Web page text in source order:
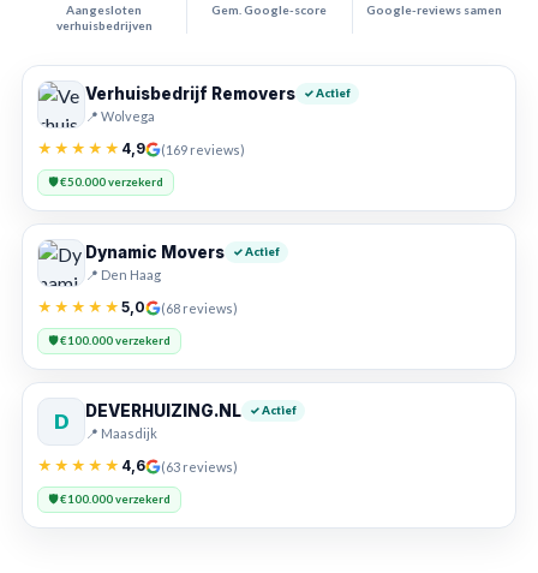
Aangesloten
verhuisbedrijven
Gem. Google-score Google-reviews samen
Verhuisbedrijf Removers ✓ Actief
📍 Wolvega
★★★★★ 4,9 (169 reviews)
🛡️ €50.000 verzekerd
Dynamic Movers ✓ Actief
📍 Den Haag
★★★★★ 5,0 (68 reviews)
🛡️ €100.000 verzekerd
D DEVERHUIZING.NL ✓ Actief
📍 Maasdijk
★★★★★ 4,6 (63 reviews)
🛡️ €100.000 verzekerd